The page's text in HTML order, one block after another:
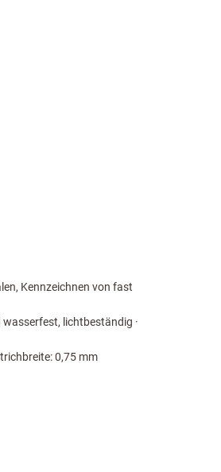
Kennzeichnen von fast
lichtbeständig ·
0,75 mm